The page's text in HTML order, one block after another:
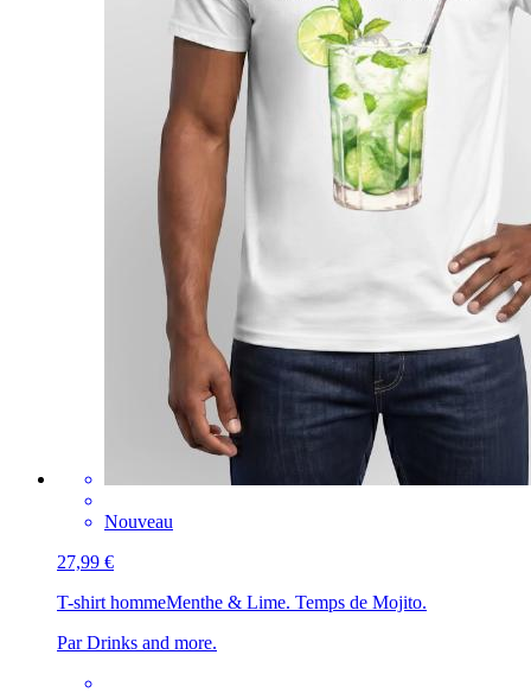
Nouveau
27,99 €
T-shirt hommeMenthe & Lime. Temps de Mojito.
Par Drinks and more.